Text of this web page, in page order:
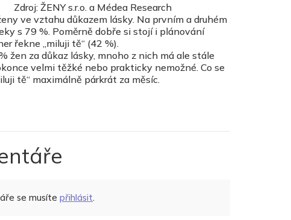
Research
ve vztahu důkazem lásky. Na prvním a druhém
s 79 %. Poměrně dobře si stojí i plánování
řekne „miluji tě“ (42 %).
žen za důkaz lásky, mnoho z nich má ale stále
velmi těžké nebo prakticky nemožné. Co se
tě“ maximálně párkrát za měsíc.
se musíte přihlásit.